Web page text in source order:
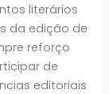
literários
da edição de
reforço
de
editoriais